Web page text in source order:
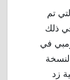
تم
ذلك
في
زد